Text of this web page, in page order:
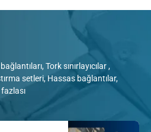
Tork sınırlayıcılar ,
setleri, Hassas bağlantılar,